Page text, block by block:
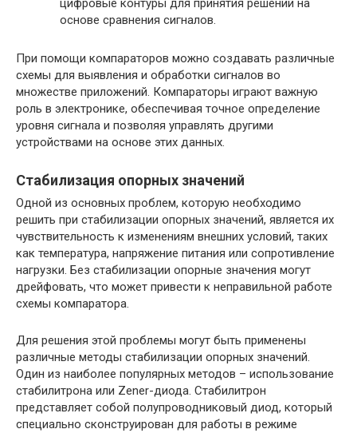
цифровые контуры для принятия решений на
основе сравнения сигналов.
При помощи компараторов можно создавать различные
схемы для выявления и обработки сигналов во
множестве приложений. Компараторы играют важную
роль в электронике, обеспечивая точное определение
уровня сигнала и позволяя управлять другими
устройствами на основе этих данных.
Стабилизация опорных значений
Одной из основных проблем, которую необходимо
решить при стабилизации опорных значений, является их
чувствительность к изменениям внешних условий, таких
как температура, напряжение питания или сопротивление
нагрузки. Без стабилизации опорные значения могут
дрейфовать, что может привести к неправильной работе
схемы компаратора.
Для решения этой проблемы могут быть применены
различные методы стабилизации опорных значений.
Один из наиболее популярных методов – использование
стабилитрона или Zener-диода. Стабилитрон
представляет собой полупроводниковый диод, который
специально сконструирован для работы в режиме